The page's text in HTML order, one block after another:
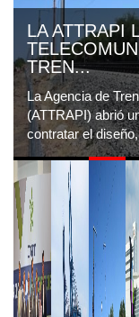
LA ATTRAPI
TREN...
La Agencia de
(ATTRAPI) abrió
contratar el